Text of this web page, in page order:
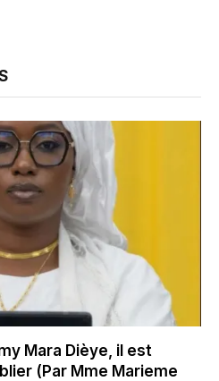
Mara Dièye, il est
(Par Mme Marieme